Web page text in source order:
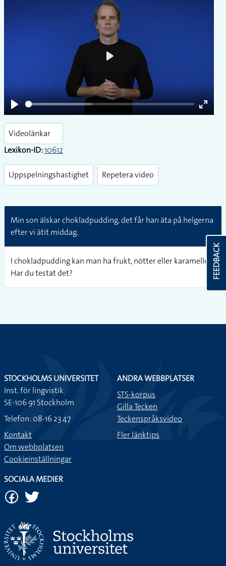
Play
Enter
Videolänkar
Lexikon-ID:10612
Uppspelningshastighet Repetera video
Min son älskar chokladpudding, det får han äta på helgerna
efter vi ätit middag.
I chokladpudding kan man ha frukt, nötter eller karameller.
Har du testat det?
FEEDBACK
STOCKHOLMS UNIVERSITET
Inst. för lingvistik
SE-106 91 Stockholm
Telefon: 08-16 23 47
Kontakt
Om webbplatsen
Cookieinställningar
ANDRA WEBBPLATSER
STS-korpus
Gilla Tecken
Teckenspråksvideo
Fler länktips
SOCIALA MEDIER